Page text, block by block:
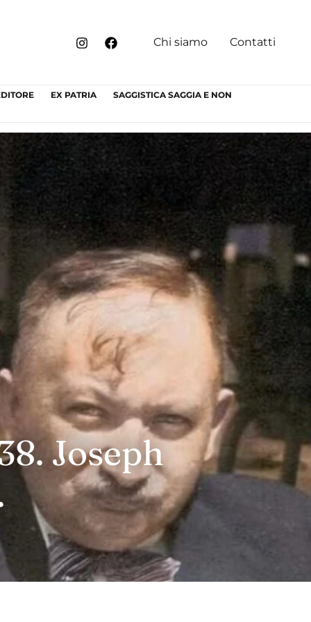
Chi siamo Contatti
EX PATRIA
SAGGISTICA SAGGIA E NON
Joseph